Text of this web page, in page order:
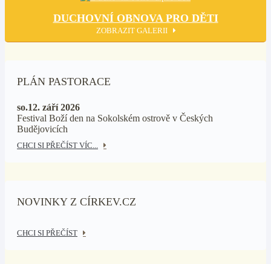
DUCHOVNÍ OBNOVA PRO DĚTI
ZOBRAZIT GALERII
PLÁN PASTORACE
so.12. září 2026
Festival Boží den na Sokolském ostrově v Českých
Budějovicích
CHCI SI PŘEČÍST VÍC...
NOVINKY Z CÍRKEV.CZ
CHCI SI PŘEČÍST